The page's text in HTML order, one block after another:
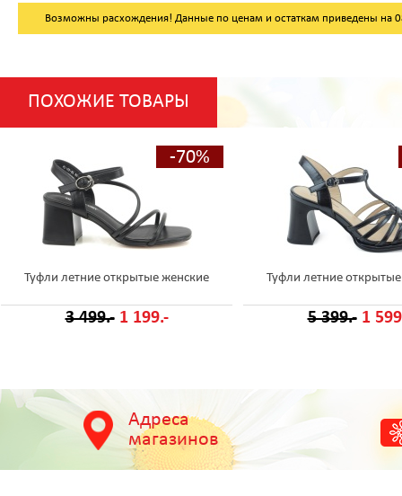
Возможны расхождения! Данные по ценам и остаткам приведены на
ПОХОЖИЕ ТОВАРЫ
-70%
Туфли летние открытые женские
3 499.- 1 199.-
Туфли летние
5 399.- 1
Адреса
магазинов